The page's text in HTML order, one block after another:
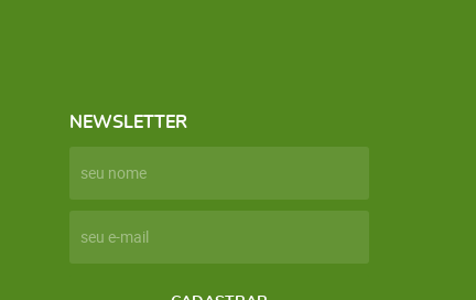
NEWSLETTER